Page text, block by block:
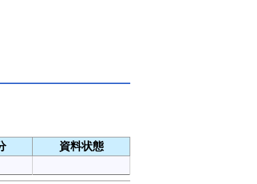
資料状態